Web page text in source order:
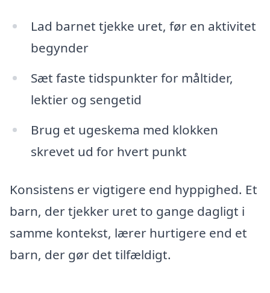
Lad barnet tjekke uret, før en aktivitet
begynder
Sæt faste tidspunkter for måltider,
lektier og sengetid
Brug et ugeskema med klokken
skrevet ud for hvert punkt
Konsistens er vigtigere end hyppighed. Et
barn, der tjekker uret to gange dagligt i
samme kontekst, lærer hurtigere end et
barn, der gør det tilfældigt.